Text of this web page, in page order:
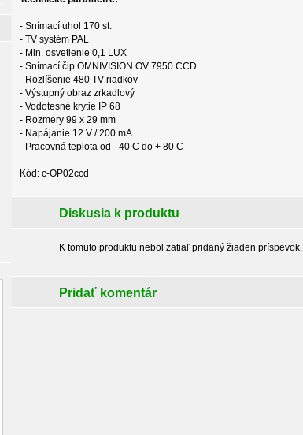
- Snímací uhol 170 st.
- TV systém PAL
- Min. osvetlenie 0,1 LUX
- Snímací čip OMNIVISION OV 7950 CCD
- Rozlíšenie 480 TV riadkov
- Výstupný obraz zrkadlový
- Vodotesné krytie IP 68
- Rozmery 99 x 29 mm
- Napájanie 12 V / 200 mA
- Pracovná teplota od - 40 C do + 80 C
Kód: c-OP02ccd
Diskusia k produktu
K tomuto produktu nebol zatiaľ pridaný žiaden príspevok.
Pridať komentár